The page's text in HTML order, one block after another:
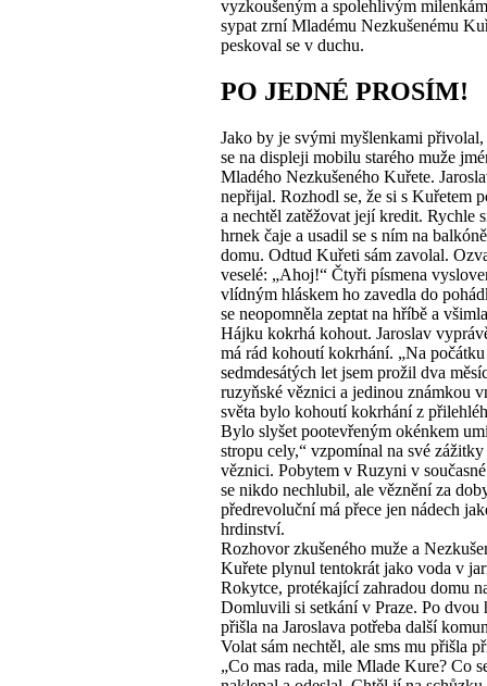
vyzkoušeným a spolehlivým
sypat zrní Mladému Nezkušenému
peskoval se v duchu.
PO JEDNÉ PROSÍM!
Jako by je svými myšlenkami
se na displeji mobilu starého muže
Mladého Nezkušeného Kuřete.
nepřijal. Rozhodl se, že si s Kuřetem
a nechtěl zatěžovat její kredit. Rychle
hrnek čaje a usadil se s ním na
domu. Odtud Kuřeti sám zavolal.
veselé: „Ahoj!“ Čtyři písmena
vlídným hláskem ho zavedla do
se neopomněla zeptat na hříbě a
Hájku kokrhá kohout. Jaroslav
má rád kohoutí kokrhání. „Na počátku
sedmdesátých let jsem prožil dva
ruzyňské věznici a jedinou známkou
světa bylo kohoutí kokrhání z
Bylo slyšet pootevřeným okénkem
stropu cely,“ vzpomínal na své zážitky
věznici. Pobytem v Ruzyni v
se nikdo nechlubil, ale věznění za
předrevoluční má přece jen nádech
hrdinství.
Rozhovor zkušeného muže a
Kuřete plynul tentokrát jako voda v
Rokytce, protékající zahradou domu
Domluvili si setkání v Praze. Po dvou
přišla na Jaroslava potřeba další
Volat sám nechtěl, ale sms mu přišla
„Co mas rada, mile Mlade Kure? Co